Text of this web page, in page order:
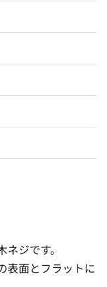
ジです。
表面とフラットに